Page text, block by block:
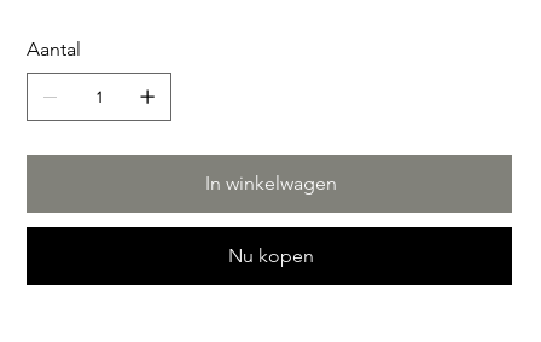
is duurzaam en tijdloos, waardoor het een mooie
herinnering biedt voor uw dierbare. Kies voor de RS07
Basalt grafstenen voor een stijlvolle en
Aantal
In winkelwagen
Nu kopen